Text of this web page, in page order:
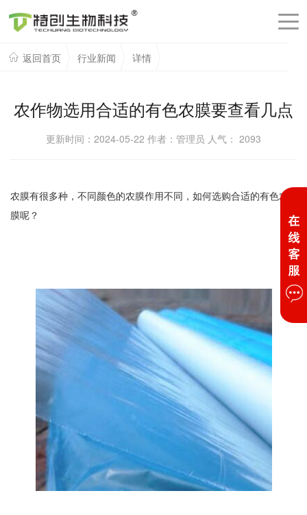
返回首页 行业新闻 详情
农作物选用合适的有色农膜要查看几点
更新时间：2024-05-22 作者：管理员 人气： 2093
农膜有很多种，不同颜色的农膜作用不同，如何选购合适的有色农
膜呢？